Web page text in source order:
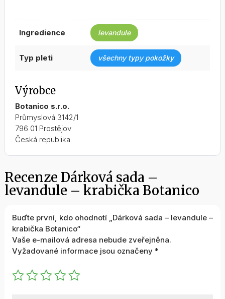
ingredience levandule
typ pleti všechny typy pokožky
Výrobce
Botanico s.r.o.
Průmyslová 3142/1
796 01 Prostějov
Česká republika
Recenze Dárková sada –
levandule – krabička Botanico
Buďte první, kdo ohodnotí „Dárková sada – levandule –
krabička Botanico“
Vaše e-mailová adresa nebude zveřejněna.
Vyžadované informace jsou označeny *